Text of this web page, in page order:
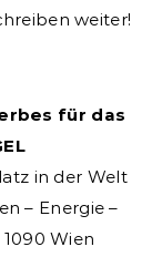
weiter!
für das
in der Welt
– Energie –
Wien